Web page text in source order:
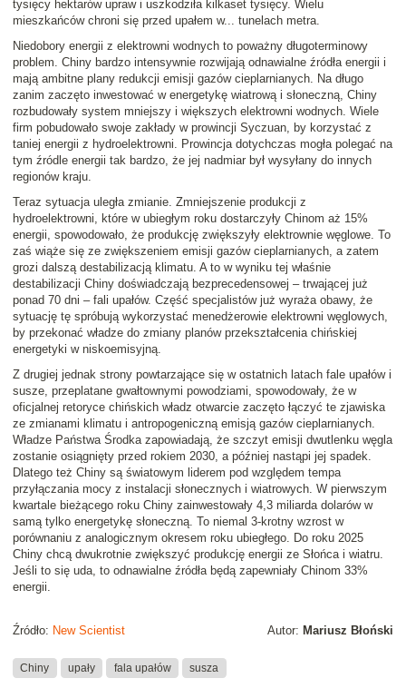
tysięcy hektarów upraw i uszkodziła kilkaset tysięcy. Wielu
mieszkańców chroni się przed upałem w... tunelach metra.
Niedobory energii z elektrowni wodnych to poważny długoterminowy
problem. Chiny bardzo intensywnie rozwijają odnawialne źródła energii i
mają ambitne plany redukcji emisji gazów cieplarnianych. Na długo
zanim zaczęto inwestować w energetykę wiatrową i słoneczną, Chiny
rozbudowały system mniejszy i większych elektrowni wodnych. Wiele
firm pobudowało swoje zakłady w prowincji Syczuan, by korzystać z
taniej energii z hydroelektrowni. Prowincja dotychczas mogła polegać na
tym źródle energii tak bardzo, że jej nadmiar był wysyłany do innych
regionów kraju.
Teraz sytuacja uległa zmianie. Zmniejszenie produkcji z
hydroelektrowni, które w ubiegłym roku dostarczyły Chinom aż 15%
energii, spowodowało, że produkcję zwiększyły elektrownie węglowe. To
zaś wiąże się ze zwiększeniem emisji gazów cieplarnianych, a zatem
grozi dalszą destabilizacją klimatu. A to w wyniku tej właśnie
destabilizacji Chiny doświadczają bezprecedensowej – trwającej już
ponad 70 dni – fali upałów. Część specjalistów już wyraża obawy, że
sytuację tę spróbują wykorzystać menedżerowie elektrowni węglowych,
by przekonać władze do zmiany planów przekształcenia chińskiej
energetyki w niskoemisyjną.
Z drugiej jednak strony powtarzające się w ostatnich latach fale upałów i
susze, przeplatane gwałtownymi powodziami, spowodowały, że w
oficjalnej retoryce chińskich władz otwarcie zaczęto łączyć te zjawiska
ze zmianami klimatu i antropogeniczną emisją gazów cieplarnianych.
Władze Państwa Środka zapowiadają, że szczyt emisji dwutlenku węgla
zostanie osiągnięty przed rokiem 2030, a później nastąpi jej spadek.
Dlatego też Chiny są światowym liderem pod względem tempa
przyłączania mocy z instalacji słonecznych i wiatrowych. W pierwszym
kwartale bieżącego roku Chiny zainwestowały 4,3 miliarda dolarów w
samą tylko energetykę słoneczną. To niemal 3-krotny wzrost w
porównaniu z analogicznym okresem roku ubiegłego. Do roku 2025
Chiny chcą dwukrotnie zwiększyć produkcję energii ze Słońca i wiatru.
Jeśli to się uda, to odnawialne źródła będą zapewniały Chinom 33%
energii.
Autor: Mariusz Błoński
Źródło: New Scientist
Chiny upały fala upałów susza